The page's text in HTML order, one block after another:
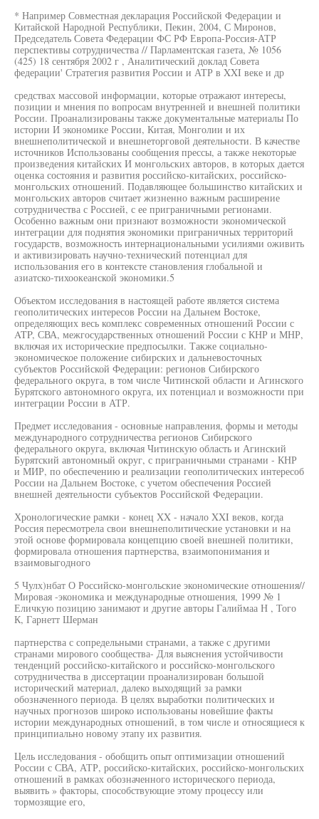
* Например Совместная декларация Российской Федерации и
Китайской Народной Республики, Пекин, 2004, С Миронов,
Председатель Совета Федерации ФС РФ Европа-Россия-АТР
перспективы сотрудничества // Парламентская газета, № 1056
(425) 18 сентября 2002 г , Аналитический доклад Совета
федерации' Стратегия развития России и АТР в XXI веке и др
средствах массовой информации, которые отражают интересы,
позиции и мнения по вопросам внутренней и внешней политики
России. Проанализированы также документальные материалы По
истории И экономике России, Китая, Монголии и их
внешнеполитической и внешнеторговой деятельности. В качестве
источников Использованы сообщения прессы, а также некоторые
произведения китайских И монгольских авторов, в которых дается
оценка состояния и развития российско-китайских, российско-
монгольских отношений. Подавляющее большинство китайских и
монгольских авторов считает жизненно важным расширение
сотрудничества с Россией, с ее приграничными регионами.
Особенно важным они признают возможности экономической
интеграции для поднятия экономики приграничных территорий
государств, возможность интернациональными усилиями оживить
и активизировать научно-технический потенциал для
использования его в контексте становления глобальной и
азиатско-тихоокеанской экономики.5
Объектом исследования в настоящей работе является система
геополитических интересов России на Дальнем Востоке,
определяющих весь комплекс современных отношений России с
ATP, СВА, межгосударственных отношений России с КНР и МНР,
включая их исторические предпосылки. Также социально-
экономическое положение сибирских и дальневосточных
субъектов Российской Федерации: регионов Сибирского
федерального округа, в том числе Читинской области и Агинского
Бурятского автономного округа, их потенциал и возможности при
интеграции России в АТР.
Предмет исследования - основные направления, формы и методы
международного сотрудничества регионов Сибирского
федерального округа, включая Читинскую область и Агинский
Бурятский автономный округ, с приграничными странами - КНР
и МИР, по обеспечению и реализации геополитических интересоб
России на Дальнем Востоке, с учетом обеспечения Россией
внешней деятельности субъектов Российской Федерации.
Хронологические рамки - конец XX - начало XXI веков, когда
Россия пересмотрела свои внешнеполитические установки и на
этой основе формировала концепцию своей внешней политики,
формировала отношения партнерства, взаимопонимания и
взаимовыгодного
5 Чулх)нбат О Российско-монгольские экономические отношения//
Мировая -экономика и международные отношения, 1999 № 1
Еличкую позицию занимают и другие авторы Галиймаа Н , Того
К, Гарнетт Шерман
партнерства с сопредельными странами, а также с другими
странами мирового сообщества- Для выяснения устойчивости
тенденций российско-китайского и российско-монгольского
сотрудничества в диссертации проанализирован большой
исторический материал, далеко выходящий за рамки
обозначенного периода. В целях выработки политических и
научных прогнозов широко использованы новейшие факты
истории международных отношений, в том числе и относящиеся к
принципиально новому этапу их развития.
Цель исследования - обобщить опыт оптимизации отношений
России с СВА, АТР, российско-китайских, российско-монгольских
отношений в рамках обозначенного исторического периода,
выявить » факторы, способствующие этому процессу или
тормозящие его,